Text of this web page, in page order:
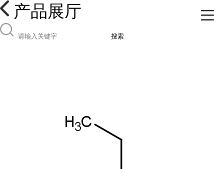
产品展厅
搜索